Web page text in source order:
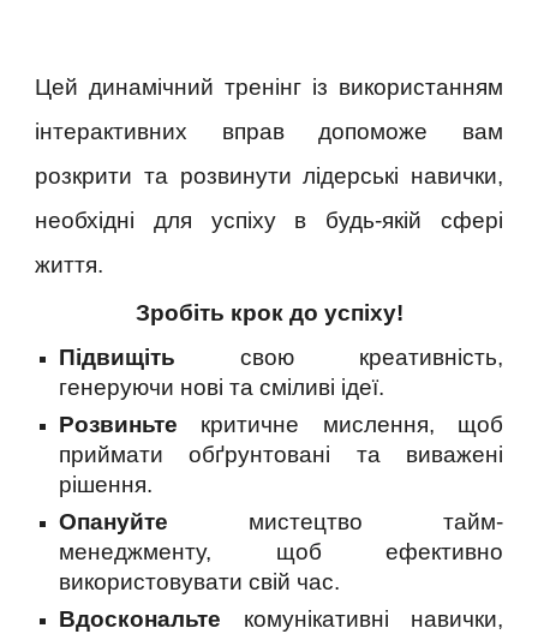
Цей динамічний тренінг із використанням
інтерактивних вправ допоможе вам
розкрити та розвинути лідерські навички,
необхідні для успіху в будь-якій сфері
життя.
Зробіть крок до успіху!
Підвищіть свою креативність,
генеруючи нові та сміливі ідеї.
Розвиньте критичне мислення, щоб
приймати обґрунтовані та виважені
рішення.
Опануйте мистецтво тайм-
менеджменту, щоб ефективно
використовувати свій час.
Вдоскональте комунікативні навички,